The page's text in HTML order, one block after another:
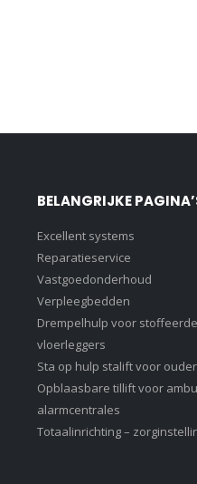
BELANGRIJKE
Excellent systems
Reparatieservice
Vastgoedonderhoud
Verpleegbedden
Drempelhulp voor
vloerleggers
Sta op hulp stalift voor
Opblaasbare tillift voor
alarmcentrales
Totaalinrichting –